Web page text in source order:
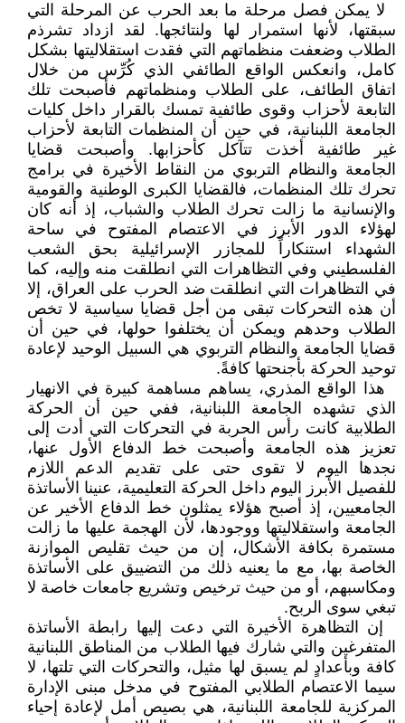
لا يمكن فصل مرحلة ما بعد الحرب عن المرحلة التي
سبقتها، لأنها استمرار لها ولنتائجها. لقد ازداد تشرذم
الطلاب وضعفت منظماتهم التي فقدت استقلاليتها بشكل
كامل، وانعكس الواقع الطائفي الذي كُرِّس من خلال
اتفاق الطائف، على الطلاب ومنظماتهم فأصبحت تلك
التابعة لأحزاب وقوى طائفية تمسك بالقرار داخل كليات
الجامعة اللبنانية، في حين أن المنظمات التابعة لأحزاب
غير طائفية أخذت تتآكل كأحزابها. وأصبحت قضايا
الجامعة والنظام التربوي من النقاط الأخيرة في برامج
تحرك تلك المنظمات، فالقضايا الكبرى الوطنية والقومية
والإنسانية ما زالت تحرك الطلاب والشباب، إذ أنه كان
لهؤلاء الدور الأبرز في الاعتصام المفتوح في ساحة
الشهداء استنكاراً للمجازر الإسرائيلية بحق الشعب
الفلسطيني وفي التظاهرات التي انطلقت منه وإليه، كما
في التظاهرات التي انطلقت ضد الحرب على العراق، إلا
أن هذه التحركات تبقى من أجل قضايا سياسية لا تخص
الطلاب وحدهم ويمكن أن يختلفوا حولها، في حين أن
قضايا الجامعة والنظام التربوي هي السبيل الوحيد لإعادة
توحيد الحركة بأجنحتها كافةً.
هذا الواقع المذري، يساهم مساهمة كبيرة في الانهيار
الذي تشهده الجامعة اللبنانية، ففي حين أن الحركة
الطلابية كانت رأس الحربة في التحركات التي أدت إلى
تعزيز هذه الجامعة وأصبحت خط الدفاع الأول عنها،
نجدها اليوم لا تقوى حتى على تقديم الدعم اللازم
للفصيل الأبرز اليوم داخل الحركة التعليمية، عنينا الأساتذة
الجامعيين، إذ أصبح هؤلاء يمثلون خط الدفاع الأخير عن
الجامعة واستقلاليتها ووجودها، لأن الهجمة عليها ما زالت
مستمرة بكافة الأشكال، إن من حيث تقليص الموازنة
الخاصة بها، مع ما يعنيه ذلك من التضييق على الأساتذة
ومكاسبهم، أو من حيث ترخيص وتشريع جامعات خاصة لا
تبغي سوى الربح.
إن التظاهرة الأخيرة التي دعت إليها رابطة الأساتذة
المتفرغين والتي شارك فيها الطلاب من المناطق اللبنانية
كافة وبأعدادٍ لم يسبق لها مثيل، والتحركات التي تلتها، لا
سيما الاعتصام الطلابي المفتوح في مدخل مبنى الإدارة
المركزية للجامعة اللبنانية، هي بصيص أمل لإعادة إحياء